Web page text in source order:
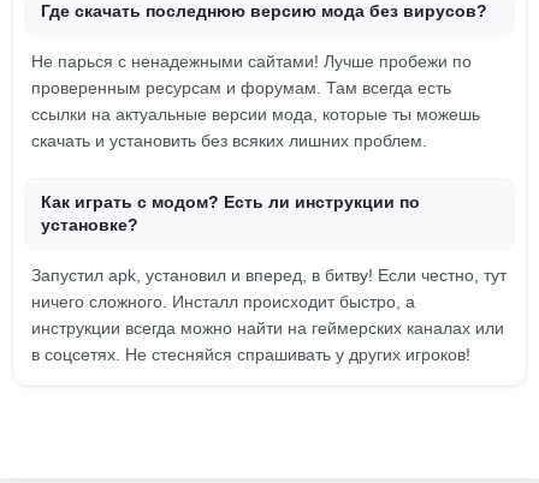
Где скачать последнюю версию мода без вирусов?
Не парься с ненадежными сайтами! Лучше пробежи по
проверенным ресурсам и форумам. Там всегда есть
ссылки на актуальные версии мода, которые ты можешь
скачать и установить без всяких лишних проблем.
Как играть с модом? Есть ли инструкции по
установке?
Запустил apk, установил и вперед, в битву! Если честно, тут
ничего сложного. Инсталл происходит быстро, а
инструкции всегда можно найти на геймерских каналах или
в соцсетях. Не стесняйся спрашивать у других игроков!